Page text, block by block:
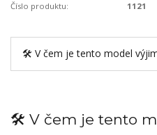
Číslo produktu: 1121
🛠️ V čem je tento model
🛠️ V čem je tento